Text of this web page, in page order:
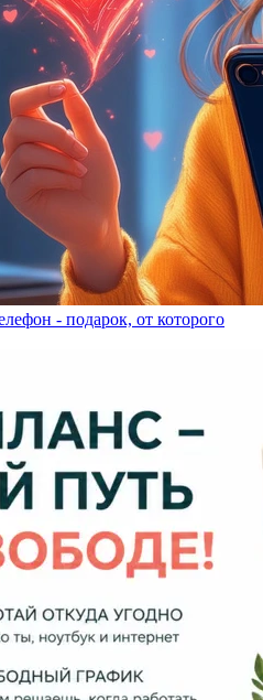
- подарок, от которого